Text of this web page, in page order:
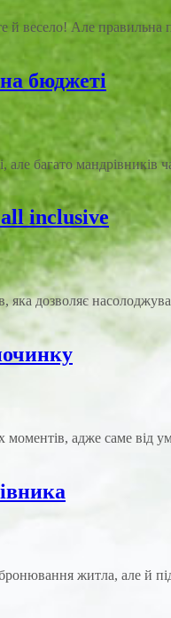
весело! Але правильна
бюджеті
багато
all inclusive
дозволяє
адже саме від
житла, але й